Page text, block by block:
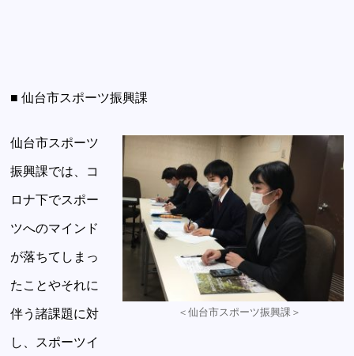
■ 仙台市スポーツ振興課
＜仙台市スポーツ振興課＞
仙台市スポーツ
振興課では、コ
ロナ下でスポー
ツへのマインド
が落ちてしまっ
たことやそれに
伴う諸課題に対
し、スポーツイ